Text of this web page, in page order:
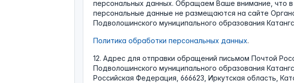
персональных данных. Обращаем Ваше внимание, что
персональные данные не размещаются на сайте
Подволошинского муниципального образования
Политика обработки персональных данных.
12. Адрес для отправки обращений письмом Почтой
Подволошинского муниципального образования
Российская Федерация, 666623, Иркутская область,